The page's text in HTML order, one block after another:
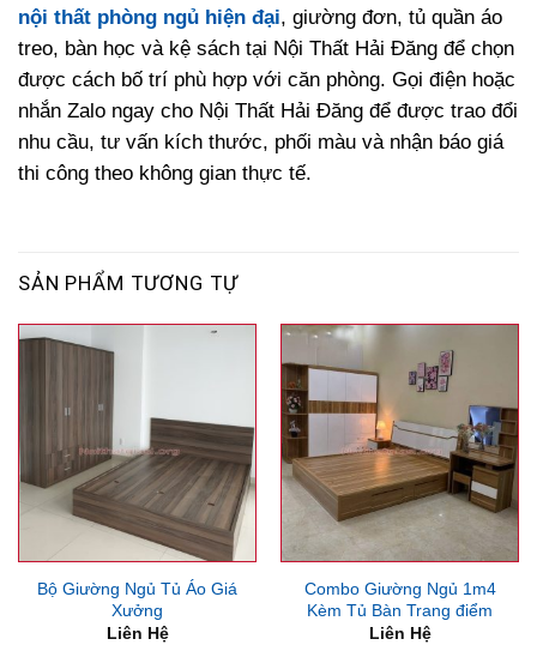
nội thất phòng ngủ hiện đại, giường đơn, tủ quần áo
treo, bàn học và kệ sách tại Nội Thất Hải Đăng để chọn
được cách bố trí phù hợp với căn phòng. Gọi điện hoặc
nhắn Zalo ngay cho Nội Thất Hải Đăng để được trao đổi
nhu cầu, tư vấn kích thước, phối màu và nhận báo giá
thi công theo không gian thực tế.
SẢN PHẨM TƯƠNG TỰ
Bộ Giường Ngủ Tủ Áo Giá
Xưởng
Liên Hệ
Combo Giường Ngủ 1m4
Kèm Tủ Bàn Trang điểm
Liên Hệ